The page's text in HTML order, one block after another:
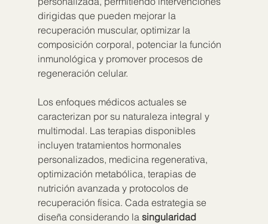
dirigidas que pueden mejorar la
recuperación muscular, optimizar la
composición corporal, potenciar la función
inmunológica y promover procesos de
regeneración celular.
Los enfoques médicos actuales se
caracterizan por su naturaleza integral y
multimodal. Las terapias disponibles
incluyen tratamientos hormonales
personalizados, medicina regenerativa,
optimización metabólica, terapias de
nutrición avanzada y protocolos de
recuperación física. Cada estrategia se
diseña considerando la singularidad